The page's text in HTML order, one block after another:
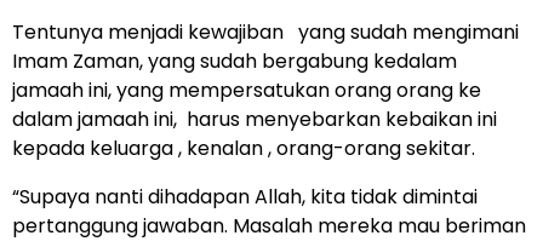
Tentunya menjadi kewajiban yang sudah mengimani
Imam Zaman, yang sudah bergabung kedalam
jamaah ini, yang mempersatukan orang orang ke
dalam jamaah ini, harus menyebarkan kebaikan ini
kepada keluarga , kenalan , orang-orang sekitar.
“Supaya nanti dihadapan Allah, kita tidak dimintai
pertanggung jawaban. Masalah mereka mau beriman